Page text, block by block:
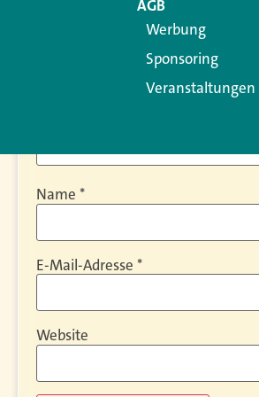
Name *
E-Mail-Adresse *
Website
AGB
Werbung
Sponsoring
Veranstaltungen